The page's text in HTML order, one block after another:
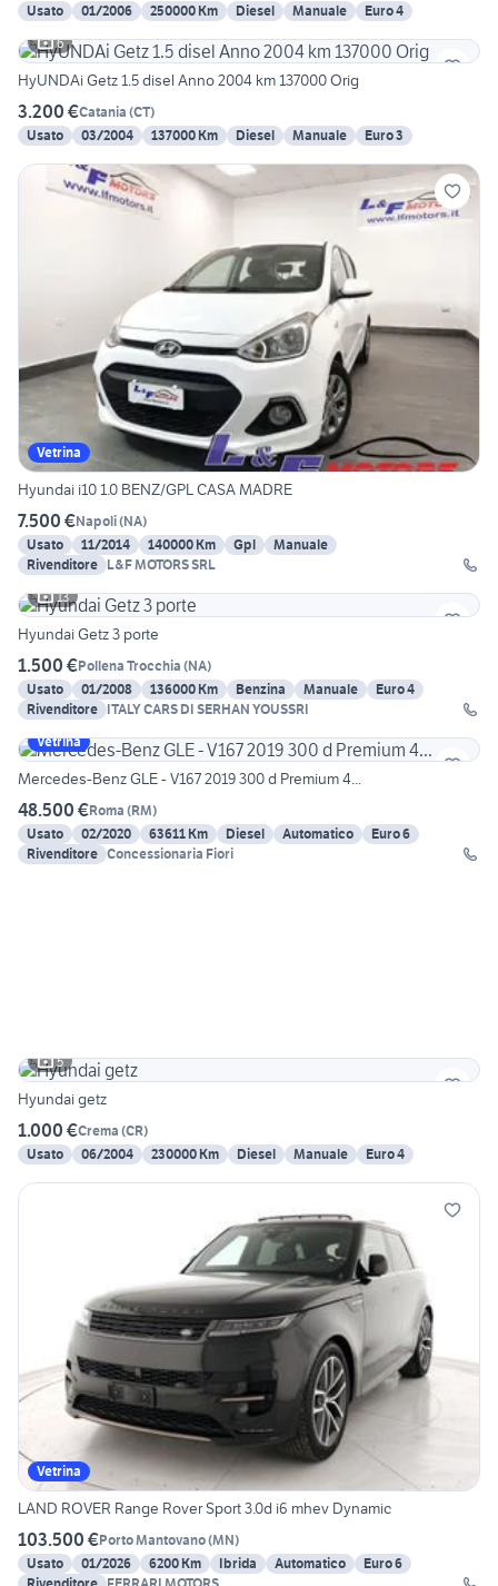
Usato
01/2006 250000 Km Diesel Manuale
Euro 4
6
HyUNDAi Getz 1.5 disel Anno 2004 km 137000 Orig
3.200 €Catania (CT)
Usato
03/2004 137000 Km Diesel Manuale Euro 3
Vetrina
Hyundai i10 1.0 BENZ/GPL CASA MADRE
7.500 €Napoli(NA)
Usato
11/2014 140000 Km Gpl
Manuale
Rivenditore L&F MOTORS SRL
13
Hyundai Getz 3 porte
1.500 €Pollena Trocchia (NA)
Usato
01/2008 136000 Km Benzina Manuale
Euro 4
Rivenditore ITALY CARS DI SERHAN YOUSSRI
Vetrina
Mercedes-Benz GLE - V167 2019 300 d Premium 4...
48.500 €Roma (RM)
Usato
02/2020 63611 Km Diesel Automatico
Euro 6
Rivenditore Concessionaria Fiori
5
Hyundai getz
1.000 €Crema (CR)
Usato
06/2004 230000 Km Diesel Manuale Euro 4
Vetrina
LAND ROVER Range Rover Sport 3.0d i6 mhev Dynamic
103.500 €Porto Mantovano(MN)
Usato
01/2026 6200 Km Ibrida Automatico
Euro 6